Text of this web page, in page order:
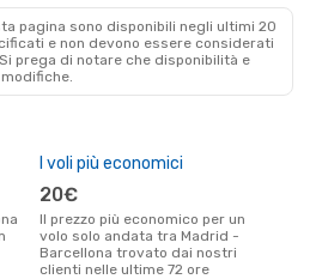
pagina sono disponibili negli ultimi 20
e non devono essere considerati
prega di notare che disponibilità e
I voli più economici
20€
Il prezzo più economico per un
volo solo andata tra Madrid -
Barcellona trovato dai nostri
clienti nelle ultime 72 ore